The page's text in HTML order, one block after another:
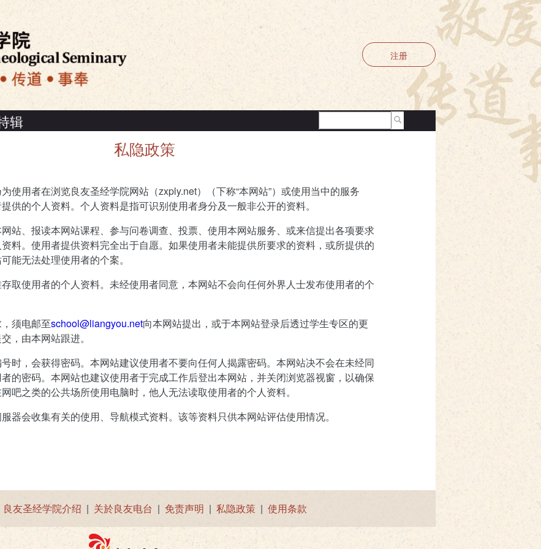
注册
辑
私隐政策
使用者在浏览良友圣经学院网站（zxply.net）（下称“本网站”）或使用当中的服务
供的个人资料。个人资料是指可识别使用者身分及一般非公开的资料。
站、报读本网站课程、参与问卷调查、投票、使用本网站服务、或来信提出各项要求
料。使用者提供资料完全出于自愿。如果使用者未能提供所要求的资料，或所提供的
能无法处理使用者的个案。
取使用者的个人资料。未经使用者同意，本网站不会向任何外界人士发布使用者的个
须电邮至school@liangyou.net向本网站提出，或于本网站登录后透过学生专区的更
，由本网站跟进。
时，会获得密码。本网站建议使用者不要向任何人揭露密码。本网站决不会在未经同
的密码。本网站也建议使用者于完成工作后登出本网站，并关闭浏览器视窗，以确保
吧之类的公共场所使用电脑时，他人无法读取使用者的个人资料。
器会收集有关的使用、导航模式资料。该等资料只供本网站评估使用情况。
良友圣经学院介绍 | 关於良友电台 | 免责声明 | 私隐政策 | 使用条款